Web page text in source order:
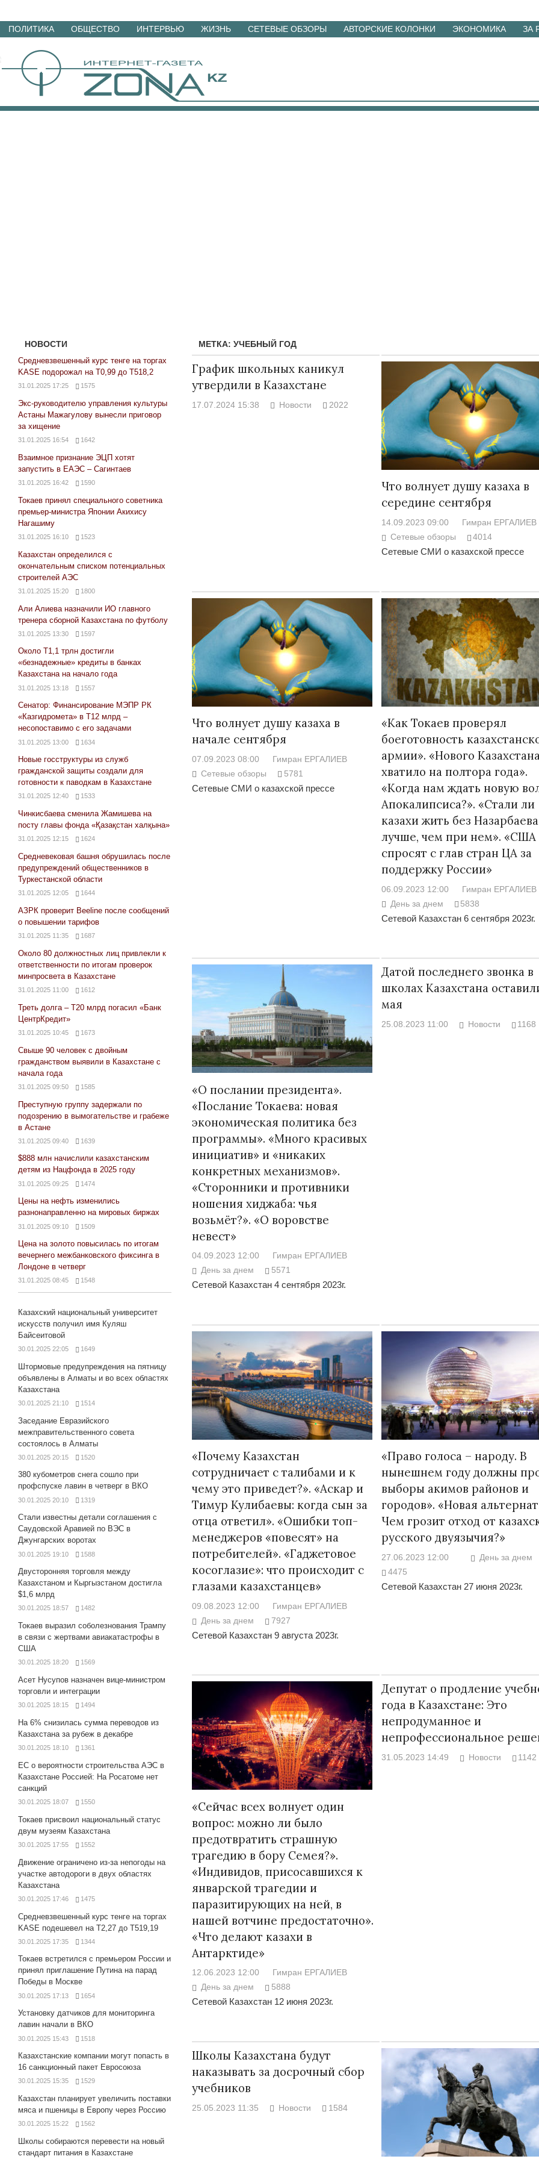
Перейти
материалам
ПОЛИТИКА ОБЩЕСТВО ИНТЕРВЬЮ ЖИЗНЬ СЕТЕВЫЕ ОБЗОРЫ АВТОРСКИЕ КОЛОНКИ ЭКОНОМИКА ЗА
МЕТКА:УЧЕБНЫЙ ГОД
График школьных каникул
утвердили в Казахстане
17.07.2024 15:38 Новости 2022
Что волнует душу казаха в
середине сентября
14.09.2023 09:00
Гимран ЕРГАЛИЕВ
Сетевые обзоры
4014
Сетевые СМИ о казахской прессе
Что волнует душу казаха в
начале сентября
07.09.2023 08:00
Гимран ЕРГАЛИЕВ
Сетевые обзоры
5781
Сетевые СМИ о казахской прессе
«Как Токаев проверял
боеготовность
армии». «Нового
хватило на полтора года».
«Когда нам ждать новую
Апокалипсиса?». «Стали ли
казахи жить без Назарбаева
лучше, чем при нем». «США
спросят с глав стран ЦА за
поддержку России»
06.09.2023 12:00
Гимран ЕРГАЛИЕВ
День за днем
5838
Сетевой Казахстан 6 сентября 2023г.
«О послании президента».
«Послание Токаева: новая
экономическая политика без
программы». «Много красивых
инициатив» и «никаких
конкретных механизмов».
«Сторонники и противники
ношения хиджаба: чья
возьмёт?». «О воровстве
невест»
04.09.2023 12:00
Гимран ЕРГАЛИЕВ
День за днем
5571
Сетевой Казахстан 4 сентября 2023г.
Датой последнего звонка в
школах Казахстана
мая
25.08.2023 11:00 Новости 1168
«Почему Казахстан
сотрудничает с талибами и к
чему это приведет?». «Аскар и
Тимур Кулибаевы: когда сын за
отца ответил». «Ошибки топ-
менеджеров «повесят» на
потребителей». «Гаджетовое
косоглазие»: что происходит с
глазами казахстанцев»
09.08.2023 12:00
Гимран ЕРГАЛИЕВ
День за днем
7927
Сетевой Казахстан 9 августа 2023г.
«Право голоса – народу. В
нынешнем году должны
выборы акимов районов и
городов». «Новая
Чем грозит отход от
русского двуязычия?»
27.06.2023 12:00
День за днем
4475
Сетевой Казахстан 27 июня 2023г.
«Сейчас всех волнует один
вопрос: можно ли было
предотвратить страшную
трагедию в бору Семея?».
«Индивидов, присосавшихся к
январской трагедии и
паразитирующих на ней, в
нашей вотчине предостаточно».
«Что делают казахи в
Антарктиде»
12.06.2023 12:00
Гимран ЕРГАЛИЕВ
День за днем
5888
Сетевой Казахстан 12 июня 2023г.
Депутат о продление
года в Казахстане: Это
непродуманное и
непрофессиональное
31.05.2023 14:49 Новости 1142
Школы Казахстана будут
наказывать за досрочный сбор
учебников
25.05.2023 11:35 Новости 1584
НОВОСТИ
Средневзвешенный курс тенге на торгах
KASE подорожал на Т0,99 до Т518,2
31.01.2025 17:25 1575
Экс-руководителю управления культуры
Астаны Мажагулову вынесли приговор
за хищение
31.01.2025 16:54 1642
Взаимное признание ЭЦП хотят
запустить в ЕАЭС – Сагинтаев
31.01.2025 16:42 1590
Токаев принял специального советника
премьер-министра Японии Акихису
Нагашиму
31.01.2025 16:10 1523
Казахстан определился с
окончательным списком потенциальных
строителей АЭС
31.01.2025 15:20 1800
Али Алиева назначили ИО главного
тренера сборной Казахстана по футболу
31.01.2025 13:30 1597
Около Т1,1 трлн достигли
«безнадежные» кредиты в банках
Казахстана на начало года
31.01.2025 13:18 1557
Сенатор: Финансирование МЭПР РК
«Казгидромета» в Т12 млрд –
несопоставимо с его задачами
31.01.2025 13:00 1634
Новые госструктуры из служб
гражданской защиты создали для
готовности к паводкам в Казахстане
31.01.2025 12:40 1533
Чинкисбаева сменила Жамишева на
посту главы фонда «Қазақстан халқына»
31.01.2025 12:15 1624
Средневековая башня обрушилась после
предупреждений общественников в
Туркестанской области
31.01.2025 12:05 1644
АЗРК проверит Beeline после сообщений
о повышении тарифов
31.01.2025 11:35 1687
Около 80 должностных лиц привлекли к
ответственности по итогам проверок
минпросвета в Казахстане
31.01.2025 11:00 1612
Треть долга – Т20 млрд погасил «Банк
ЦентрКредит»
31.01.2025 10:45 1673
Свыше 90 человек с двойным
гражданством выявили в Казахстане с
начала года
31.01.2025 09:50 1585
Преступную группу задержали по
подозрению в вымогательстве и грабеже
в Астане
31.01.2025 09:40 1639
$888 млн начислили казахстанским
детям из Нацфонда в 2025 году
31.01.2025 09:25 1474
Цены на нефть изменились
разнонаправленно на мировых биржах
31.01.2025 09:10 1509
Цена на золото повысилась по итогам
вечернего межбанковского фиксинга в
Лондоне в четверг
31.01.2025 08:45 1548
Казахский национальный университет
искусств получил имя Куляш
Байсеитовой
30.01.2025 22:05 1649
Штормовые предупреждения на пятницу
объявлены в Алматы и во всех областях
Казахстана
30.01.2025 21:10 1514
Заседание Евразийского
межправительственного совета
состоялось в Алматы
30.01.2025 20:15 1520
380 кубометров снега сошло при
профспуске лавин в четверг в ВКО
30.01.2025 20:10 1319
Стали известны детали соглашения с
Саудовской Аравией по ВЭС в
Джунгарских воротах
30.01.2025 19:10 1588
Двусторонняя торговля между
Казахстаном и Кыргызстаном достигла
$1,6 млрд
30.01.2025 18:57 1482
Токаев выразил соболезнования Трампу
в связи с жертвами авиакатастрофы в
США
30.01.2025 18:20 1569
Асет Нусупов назначен вице-министром
торговли и интеграции
30.01.2025 18:15 1494
На 6% снизилась сумма переводов из
Казахстана за рубеж в декабре
30.01.2025 18:10 1361
ЕС о вероятности строительства АЭС в
Казахстане Россией: На Росатоме нет
санкций
30.01.2025 18:07 1550
Токаев присвоил национальный статус
двум музеям Казахстана
30.01.2025 17:55 1552
Движение ограничено из-за непогоды на
участке автодороги в двух областях
Казахстана
30.01.2025 17:46 1475
Средневзвешенный курс тенге на торгах
KASE подешевел на Т2,27 до Т519,19
30.01.2025 17:35 1344
Токаев встретился с премьером России и
принял приглашение Путина на парад
Победы в Москве
30.01.2025 17:13 1654
Установку датчиков для мониторинга
лавин начали в ВКО
30.01.2025 15:43 1518
Казахстанские компании могут попасть в
16 санкционный пакет Евросоюза
30.01.2025 15:35 1529
Казахстан планирует увеличить поставки
мяса и пшеницы в Европу через Россию
30.01.2025 15:22 1562
Школы собираются перевести на новый
стандарт питания в Казахстане
Народ выбрал свет
Странная
мошенниками
30.10.2024
Война
Война Миров.
Сороса
08.11.2024